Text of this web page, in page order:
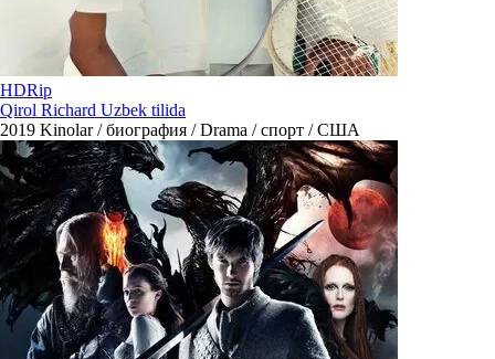
HDRip
Qirol Richard Uzbek tilida
2019 Kinolar / биография / Drama / спорт / США